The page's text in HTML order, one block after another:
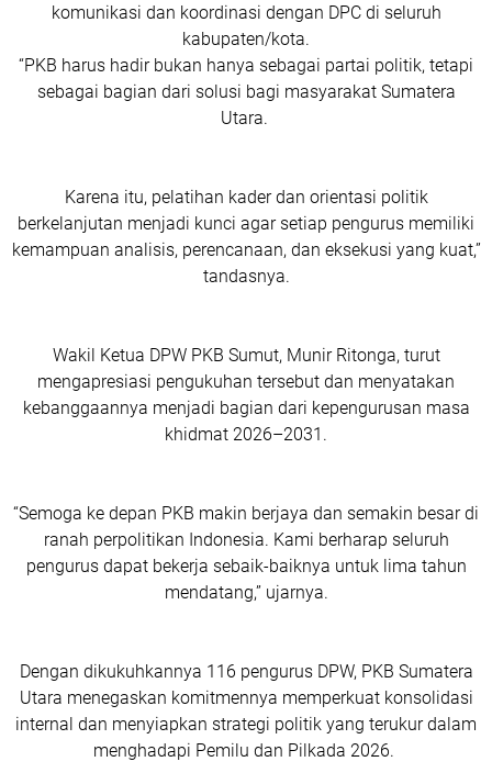
komunikasi dan koordinasi dengan DPC di seluruh
kabupaten/kota.
“PKB harus hadir bukan hanya sebagai partai politik, tetapi
sebagai bagian dari solusi bagi masyarakat Sumatera
Utara.
Karena itu, pelatihan kader dan orientasi politik
berkelanjutan menjadi kunci agar setiap pengurus memiliki
kemampuan analisis, perencanaan, dan eksekusi yang kuat,”
tandasnya.
Wakil Ketua DPW PKB Sumut, Munir Ritonga, turut
mengapresiasi pengukuhan tersebut dan menyatakan
kebanggaannya menjadi bagian dari kepengurusan masa
khidmat 2026–2031.
“Semoga ke depan PKB makin berjaya dan semakin besar di
ranah perpolitikan Indonesia. Kami berharap seluruh
pengurus dapat bekerja sebaik-baiknya untuk lima tahun
mendatang,” ujarnya.
Dengan dikukuhkannya 116 pengurus DPW, PKB Sumatera
Utara menegaskan komitmennya memperkuat konsolidasi
internal dan menyiapkan strategi politik yang terukur dalam
menghadapi Pemilu dan Pilkada 2026.